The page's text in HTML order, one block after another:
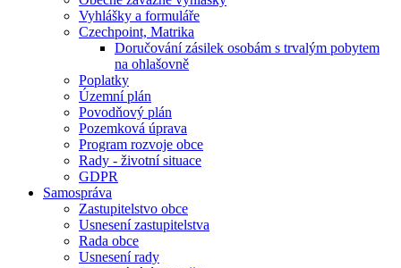
Vyhlášky a formuláře
Czechpoint, Matrika
Doručování zásilek osobám s trvalým pobytem
na ohlašovně
Poplatky
Územní plán
Povodňový plán
Pozemková úprava
Program rozvoje obce
Rady - životní situace
GDPR
Samospráva
Zastupitelstvo obce
Usnesení zastupitelstva
Rada obce
Usnesení rady